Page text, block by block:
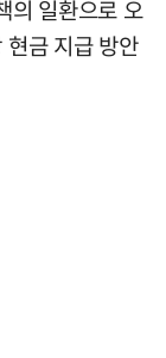
의 일환으로 오
금 지급 방안